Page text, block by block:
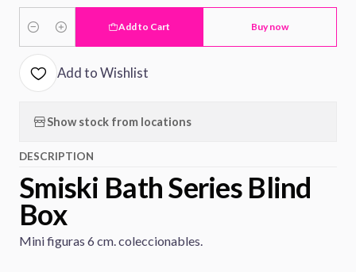
Quantity
Add to Cart Buy now
Add to Wishlist
Show stock from locations
DESCRIPTION
Smiski Bath Series Blind
Box
Mini figuras 6 cm. coleccionables.